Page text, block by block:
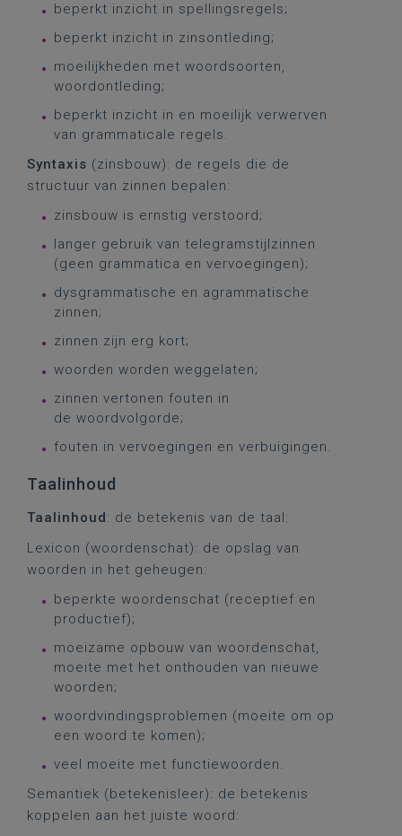
beperkt inzicht in spellingsregels;
beperkt inzicht in zinsontleding;
moeilijkheden met woordsoorten,
woordontleding;
beperkt inzicht in en moeilijk verwerven
van grammaticale regels.
Syntaxis (zinsbouw): de regels die de
structuur van zinnen bepalen:
zinsbouw is ernstig verstoord;
langer gebruik van telegramstijlzinnen
(geen grammatica en vervoegingen);
dysgrammatische en agrammatische
zinnen;
zinnen zijn erg kort;
woorden worden weggelaten;
zinnen vertonen fouten in
de woordvolgorde;
fouten in vervoegingen en verbuigingen.
Taalinhoud
Taalinhoud: de betekenis van de taal:
Lexicon (woordenschat): de opslag van
woorden in het geheugen:
beperkte woordenschat (receptief en
productief);
moeizame opbouw van woordenschat,
moeite met het onthouden van nieuwe
woorden;
woordvindingsproblemen (moeite om op
een woord te komen);
veel moeite met functiewoorden.
Semantiek (betekenisleer): de betekenis
koppelen aan het juiste woord: